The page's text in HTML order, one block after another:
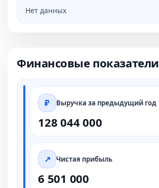
Нет данных
Финансовые показатели
Выручка за предыдущий год
128 044 000
Чистая прибыль
6 501 000